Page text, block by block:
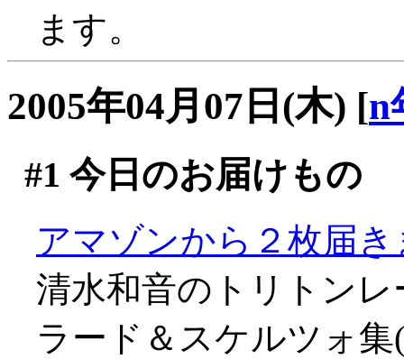
ます。
2005年04月07日(木) [n
#1 今日のお届けもの
アマゾンから２枚届
清水和音のトリトン
ラード＆スケルツォ